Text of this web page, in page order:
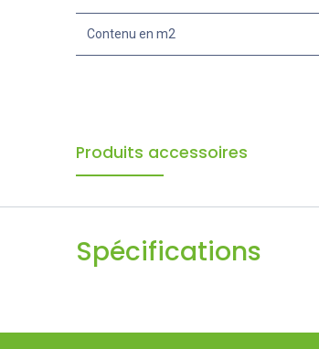
Contenu en m2
Produits accessoires
Spécifications